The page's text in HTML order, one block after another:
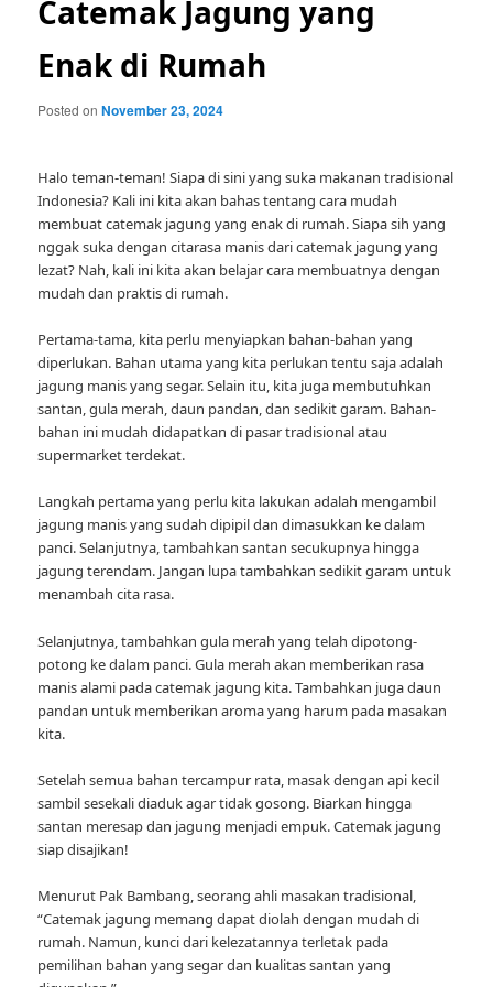
Catemak Jagung yang
Enak di Rumah
Posted onNovember 23, 2024
Halo teman-teman! Siapa di sini yang suka makanan tradisional
Indonesia? Kali ini kita akan bahas tentang cara mudah
membuat catemak jagung yang enak di rumah. Siapa sih yang
nggak suka dengan citarasa manis dari catemak jagung yang
lezat? Nah, kali ini kita akan belajar cara membuatnya dengan
mudah dan praktis di rumah.
Pertama-tama, kita perlu menyiapkan bahan-bahan yang
diperlukan. Bahan utama yang kita perlukan tentu saja adalah
jagung manis yang segar. Selain itu, kita juga membutuhkan
santan, gula merah, daun pandan, dan sedikit garam. Bahan-
bahan ini mudah didapatkan di pasar tradisional atau
supermarket terdekat.
Langkah pertama yang perlu kita lakukan adalah mengambil
jagung manis yang sudah dipipil dan dimasukkan ke dalam
panci. Selanjutnya, tambahkan santan secukupnya hingga
jagung terendam. Jangan lupa tambahkan sedikit garam untuk
menambah cita rasa.
Selanjutnya, tambahkan gula merah yang telah dipotong-
potong ke dalam panci. Gula merah akan memberikan rasa
manis alami pada catemak jagung kita. Tambahkan juga daun
pandan untuk memberikan aroma yang harum pada masakan
kita.
Setelah semua bahan tercampur rata, masak dengan api kecil
sambil sesekali diaduk agar tidak gosong. Biarkan hingga
santan meresap dan jagung menjadi empuk. Catemak jagung
siap disajikan!
Menurut Pak Bambang, seorang ahli masakan tradisional,
“Catemak jagung memang dapat diolah dengan mudah di
rumah. Namun, kunci dari kelezatannya terletak pada
pemilihan bahan yang segar dan kualitas santan yang